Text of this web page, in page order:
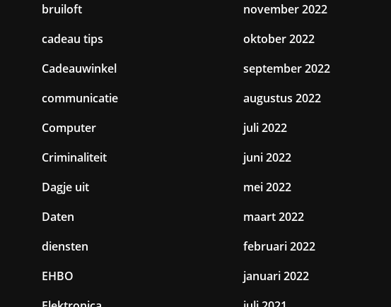
bruiloft
cadeau tips
Cadeauwinkel
communicatie
Computer
Criminaliteit
Dagje uit
Daten
diensten
EHBO
november 2022
oktober 2022
september 2022
augustus 2022
juli 2022
juni 2022
mei 2022
maart 2022
februari 2022
januari 2022